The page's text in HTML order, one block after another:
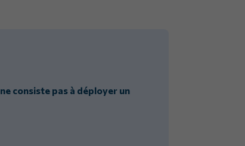
ne consiste pas à déployer un